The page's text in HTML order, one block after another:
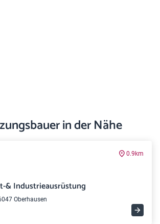
in der Nähe
0.9km
& Industrieausrüstung
Oberhausen